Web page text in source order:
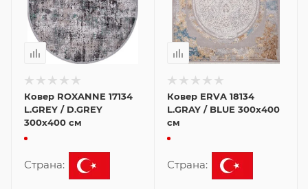
Ковер ROXANNE 17134
L.GREY / D.GREY
300x400 см
Страна:
Ковер ERVA 18134
L.GRAY / BLUE 300x400
см
Страна: